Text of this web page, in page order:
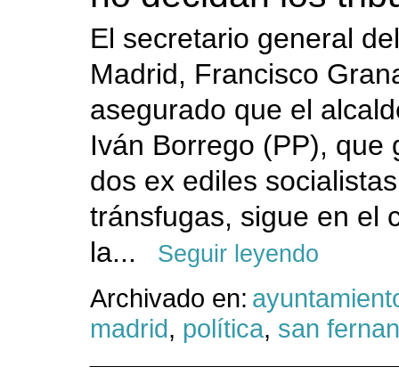
El secretario general
Madrid, Francisco
asegurado que el
Iván Borrego (PP), que
dos ex ediles
tránsfugas, sigue en el
la...
Seguir leyendo
Archivado en:
madrid, política, san